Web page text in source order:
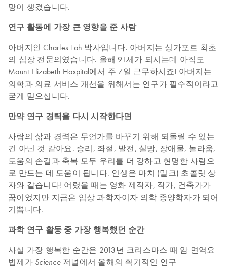
망이 생겼습니다.
연구 활동에 가장 큰 영향을 준 사람
아버지인 Charles Toh 박사입니다. 아버지는 싱가포르 최초
의 심장 전문의였습니다. 올해 91세가 되시는데 아직도
Mount Elizabeth Hospital에서 주 7일 근무하시죠! 아버지는
의학과 의료 서비스 개선을 위해서는 연구가 필수적이라고
굳게 믿으십니다.
만약 연구 경력을 다시 시작한다면
사람의 삶과 경력은 무언가를 바꾸기 위해 되돌릴 수 있는
건 아닌 것 같아요. 승리, 좌절, 발전, 실망, 장애물, 놀라움,
도움의 손길과 축복 모두 우리를 더 강하고 현명한 사람으
로 만드는 데 도움이 됩니다. 인생은 마치 (밀크) 초콜릿 상
자와 같습니다! 어렸을 때는 영화 제작자, 작가, 건축가가
꿈이었지만 지금은 임상 과학자이자 의학 종양학자가 되어
기쁩니다.
과학 연구 활동 중 가장 행복했던 순간
사실 가장 행복한 순간은 2013년 크리스마스 때 암 면역요
법제가 Science저널에서 올해의 획기적인 연구